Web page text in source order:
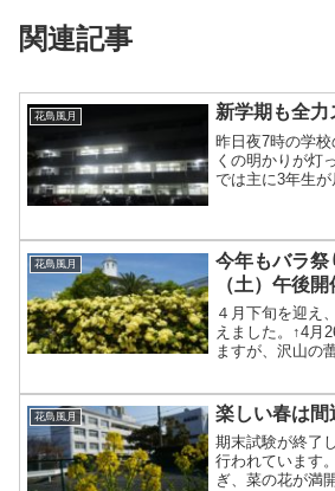
関連記事
花鳥風月 新学期も全力
昨日夜7時の学
くの明かりが灯
では主に3年生が
ろです。昨日か
が、進路に向け
切れたのではな
花鳥風月
今年もバラ祭
（土）午後
４月下旬を迎え
えました。↑4月
ますが、沢山の
す。 今年で６
り」今年は５月
から開催します
ため、会場が少
花鳥風月 楽しい春は間
期末試験が終了
行われています
ぎ、菜の花が満